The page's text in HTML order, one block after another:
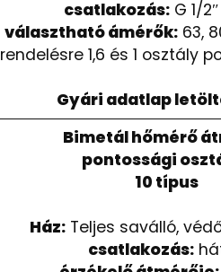
csatlakozás:G 1/
választható ámérők: 63,
rendelésre 1,6 és 1 osztály
Gyári adatlap
Bimetál hőmérő
pontossági
10 típus
Ház:Teljes saválló,
csatlakozás: